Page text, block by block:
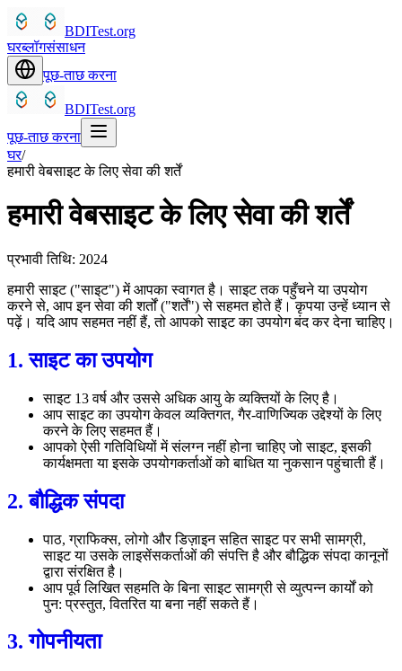
BDITest.org
घरब्लॉगसंसाधन
पूछ-ताछ करना
BDITest.org
पूछ-ताछ करना
घर/
हमारी वेबसाइट के लिए सेवा की शर्तें
हमारी वेबसाइट के लिए सेवा की शर्तें
प्रभावी तिथि: 2024
हमारी साइट ("साइट") में आपका स्वागत है। साइट तक पहुँचने या उपयोग
करने से, आप इन सेवा की शर्तों ("शर्तें") से सहमत होते हैं। कृपया उन्हें ध्यान से
पढ़ें। यदि आप सहमत नहीं हैं, तो आपको साइट का उपयोग बंद कर देना चाहिए।
1. साइट का उपयोग
साइट 13 वर्ष और उससे अधिक आयु के व्यक्तियों के लिए है।
आप साइट का उपयोग केवल व्यक्तिगत, गैर-वाणिज्यिक उद्देश्यों के लिए
करने के लिए सहमत हैं।
आपको ऐसी गतिविधियों में संलग्न नहीं होना चाहिए जो साइट, इसकी
कार्यक्षमता या इसके उपयोगकर्ताओं को बाधित या नुकसान पहुंचाती हैं।
2. बौद्धिक संपदा
पाठ, ग्राफिक्स, लोगो और डिज़ाइन सहित साइट पर सभी सामग्री,
साइट या उसके लाइसेंसकर्ताओं की संपत्ति है और बौद्धिक संपदा कानूनों
द्वारा संरक्षित है।
आप पूर्व लिखित सहमति के बिना साइट सामग्री से व्युत्पन्न कार्यों को
पुन: प्रस्तुत, वितरित या बना नहीं सकते हैं।
3. गोपनीयता